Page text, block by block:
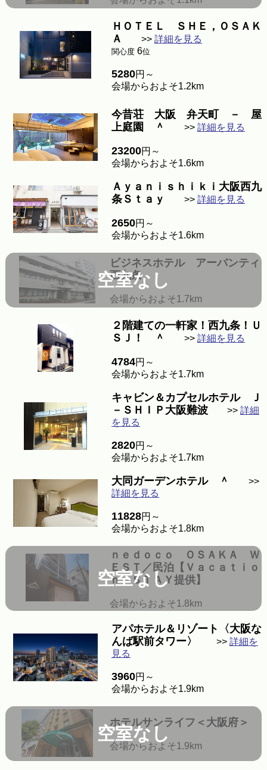
ＨＯＴＥＬ ＳＨＥ，ＯＳＡＫ
Ａ
>> 詳細を見る
関心度 6位
5280円～
会場からおよそ1.2km
今昔荘 大阪 弁天町 － 屋
上庭園 ＾
>> 詳細を見る
23200円～
会場からおよそ1.6km
Ａｙａｎｉｓｈｉｋｉ大阪西九
条Ｓｔａｙ
>> 詳細を見る
2650円～
会場からおよそ1.6km
空室なし
ビジネスホテル アーバンティ
西九条
会場からおよそ1.7km
２階建ての一軒家！西九条！Ｕ
ＳＪ！ ＾
>> 詳細を見る
4784円～
会場からおよそ1.7km
キャビン＆カプセルホテル Ｊ
－ＳＨＩＰ大阪難波 >> 詳細
を見る
2820円～
会場からおよそ1.7km
大同ガーデンホテル ＾
>>
詳細を見る
11828円～
会場からおよそ1.8km
空室なし
ｎｅｄｏｃｏ ＯＳＡＫＡ Ｗ
ＥＳＴ／民泊【Ｖａｃａｔｉｏ
ｎ ＳＴＡＹ提供】
会場からおよそ1.8km
アパホテル＆リゾート〈大阪な
んば駅前タワー〉
>> 詳細を
見る
3960円～
会場からおよそ1.9km
空室なし
ホテルサンライフ＜大阪府＞
会場からおよそ1.9km